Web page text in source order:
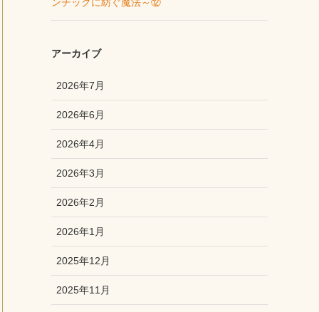
アーカイブ
2026年7月
2026年6月
2026年4月
2026年3月
2026年2月
2026年1月
2025年12月
2025年11月